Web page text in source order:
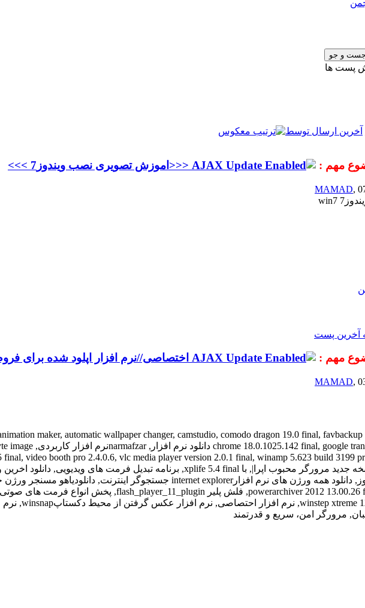
پست ها
آخرین ارسال توسط
مهم : <<<اموزش تصویری نصب ویندوز7 >>>
MAMAD,
مهم : اختصاصی//نرم افزار اپلود شده برای
MAMAD,